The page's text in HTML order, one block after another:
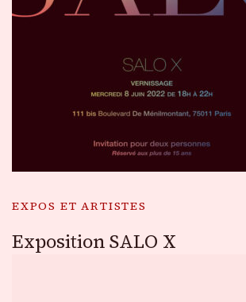
EXPOS ET ARTISTES
Exposition SALO X